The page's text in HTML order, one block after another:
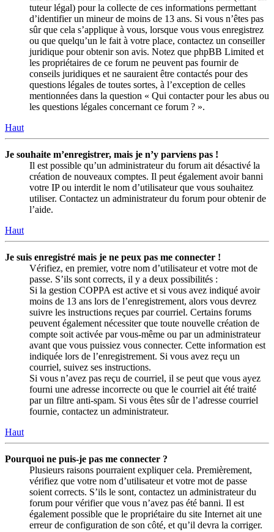
tuteur légal) pour la collecte de ces informations permettant
d’identifier un mineur de moins de 13 ans. Si vous n’êtes pas
sûr que cela s’applique à vous, lorsque vous vous enregistrez
ou que quelqu’un le fait à votre place, contactez un conseiller
juridique pour obtenir son avis. Notez que phpBB Limited et
les propriétaires de ce forum ne peuvent pas fournir de
conseils juridiques et ne sauraient être contactés pour des
questions légales de toutes sortes, à l’exception de celles
mentionnées dans la question « Qui contacter pour les abus ou
les questions légales concernant ce forum ? ».
Haut
Je souhaite m’enregistrer, mais je n’y parviens pas !
Il est possible qu’un administrateur du forum ait désactivé la
création de nouveaux comptes. Il peut également avoir banni
votre IP ou interdit le nom d’utilisateur que vous souhaitez
utiliser. Contactez un administrateur du forum pour obtenir de
l’aide.
Haut
Je suis enregistré mais je ne peux pas me connecter !
Vérifiez, en premier, votre nom d’utilisateur et votre mot de
passe. S’ils sont corrects, il y a deux possibilités :
Si la gestion COPPA est active et si vous avez indiqué avoir
moins de 13 ans lors de l’enregistrement, alors vous devrez
suivre les instructions reçues par courriel. Certains forums
peuvent également nécessiter que toute nouvelle création de
compte soit activée par vous-même ou par un administrateur
avant que vous puissiez vous connecter. Cette information est
indiquée lors de l’enregistrement. Si vous avez reçu un
courriel, suivez ses instructions.
Si vous n’avez pas reçu de courriel, il se peut que vous ayez
fourni une adresse incorrecte ou que le courriel ait été traité
par un filtre anti-spam. Si vous êtes sûr de l’adresse courriel
fournie, contactez un administrateur.
Haut
Pourquoi ne puis-je pas me connecter ?
Plusieurs raisons pourraient expliquer cela. Premièrement,
vérifiez que votre nom d’utilisateur et votre mot de passe
soient corrects. S’ils le sont, contactez un administrateur du
forum pour vérifier que vous n’avez pas été banni. Il est
également possible que le propriétaire du site Internet ait une
erreur de configuration de son côté, et qu’il devra la corriger.